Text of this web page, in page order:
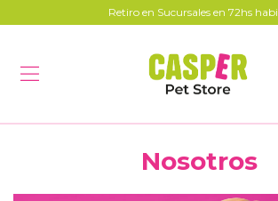
Retiro en Sucursales en 72hs
Nosotros